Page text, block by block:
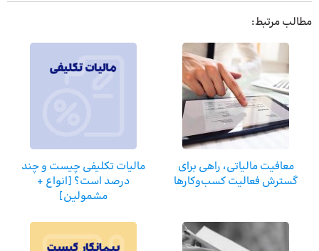
مطالب مرتبط:
معافیت مالیاتی، راهی برای
گسترش فعالیت‌ کسب‌وکارها
مالیات تکلیفی چیست و چند
درصد است؟ [انواع +
مشمولین]